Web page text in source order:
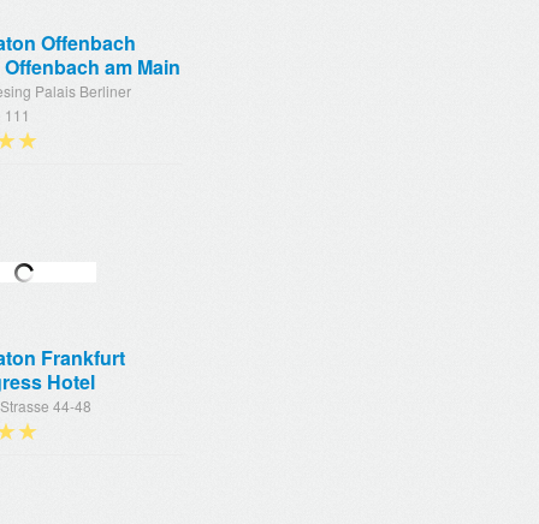
Offenbach
am Main
Palais Berliner
Frankfurt
Hotel
44-48